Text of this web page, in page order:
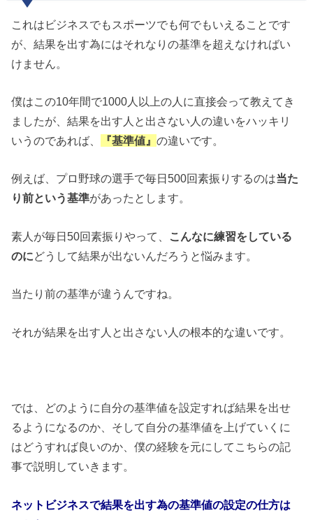
これはビジネスでもスポーツでも何でもいえることです
が、結果を出す為にはそれなりの基準を超えなければい
けません。
僕はこの10年間で1000人以上の人に直接会って教えてき
ましたが、結果を出す人と出さない人の違いをハッキリ
いうのであれば、
『基準値』の違いです。
例えば、プロ野球の選手で毎日500回素振りするのは当た
り前という基準があったとします。
素人が毎日50回素振りやって、 こんなに練習をしている
のにどうして結果が出ないんだろうと悩みます。
当たり前の基準が違うんですね。
それが結果を出す人と出さない人の根本的な違いです。
では、どのように自分の基準値を設定すれば結果を出せ
るようになるのか、そして自分の基準値を上げていくに
はどうすれば良いのか、僕の経験を元にしてこちらの記
事で説明していきます。
ネットビジネスで結果を出す為の基準値の設定の仕方は